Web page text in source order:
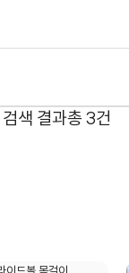
검색 결과총 3건